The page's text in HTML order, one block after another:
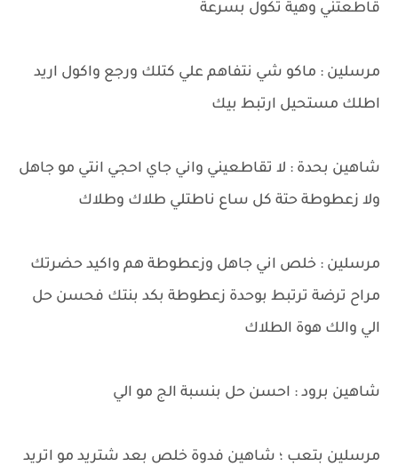
قاطعتني وهية تكول بسرعة
مرسلين : ماكو شي نتفاهم علي كتلك ورجع واكول اريد
اطلك مستحيل ارتبط بيك
شاهين بحدة : لا تقاطعيني واني جاي احجي انتي مو جاهل
ولا زعطوطة حتة كل ساع ناطتلي طلاك وطلاك
مرسلين : خلص اني جاهل وزعطوطة هم واكيد حضرتك
مراح ترضة ترتبط بوحدة زعطوطة بكد بنتك فحسن حل
الي والك هوة الطلاك
شاهين برود : احسن حل بنسبة الج مو الي
مرسلين بتعب ؛ شاهين فدوة خلص بعد شتريد مو اتريد